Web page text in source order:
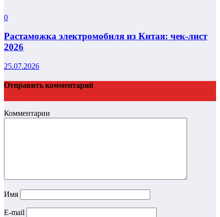
0
Растаможка электромобиля из Китая: чек-лист
2026
25.07.2026
Отправить комментарий
Комментарии
Имя
E-mail